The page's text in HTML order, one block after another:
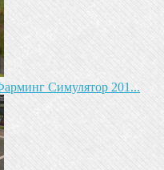
Симулятор 201...